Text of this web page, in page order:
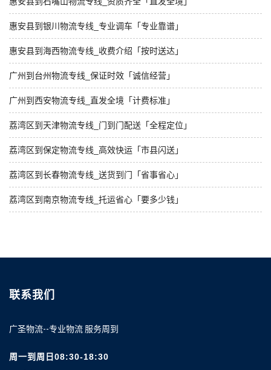
惠安县到银川物流专线_专业调车「专业靠谱」
惠安县到海西物流专线_收费介绍「按时送达」
广州到台州物流专线_保证时效「诚信经营」
广州到西安物流专线_直发全境「计费标准」
荔湾区到天津物流专线_门到门配送「全程定位」
荔湾区到保定物流专线_高效快运「市县闪送」
荔湾区到长春物流专线_送货到门「省事省心」
荔湾区到南京物流专线_托运省心「要多少钱」
联系我们
广圣物流--专业物流 服务周到
周一到周日08:30-18:30